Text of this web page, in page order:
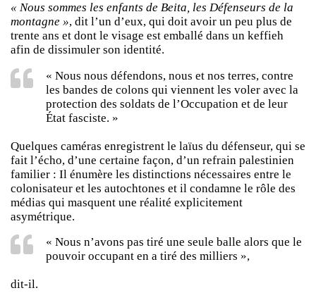
« Nous sommes les enfants de Beita, les Défenseurs de la
montagne », dit l’un d’eux, qui doit avoir un peu plus de
trente ans et dont le visage est emballé dans un keffieh
afin de dissimuler son identité.
« Nous nous défendons, nous et nos terres, contre
les bandes de colons qui viennent les voler avec la
protection des soldats de l’Occupation et de leur
État fasciste. »
Quelques caméras enregistrent le laïus du défenseur, qui se
fait l’écho, d’une certaine façon, d’un refrain palestinien
familier : Il énumère les distinctions nécessaires entre le
colonisateur et les autochtones et il condamne le rôle des
médias qui masquent une réalité explicitement
asymétrique.
« Nous n’avons pas tiré une seule balle alors que le
pouvoir occupant en a tiré des milliers »,
dit-il.